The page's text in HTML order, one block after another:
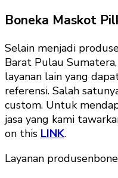
Boneka Maskot
Selain menjadi
Barat Pulau
layanan lain yang
referensi. Salah
custom. Untuk
jasa yang kami
on this LINK.
Layanan